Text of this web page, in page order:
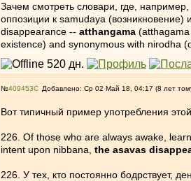
Зачем смотреть словари, где,
оппозиции к samudaya
disappearance -- atthangama
existence) and synonymous with nirodha
№409453 Добавлено: Ср 02 Май 18, 04:17 (8 лет
Вот типичный пример употребления
226. Of those who are always awake,
intent upon nibbana, the asavas
226. У тех, кто постоянно бодрствует,